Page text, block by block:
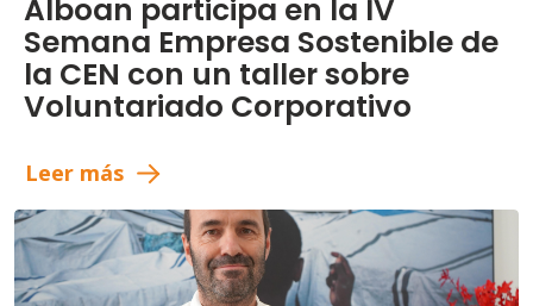
Alboan participa en la IV
Semana Empresa Sostenible de
la CEN con un taller sobre
Voluntariado Corporativo
Leer más